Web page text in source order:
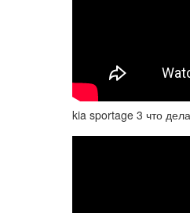
kia sportage 3 что